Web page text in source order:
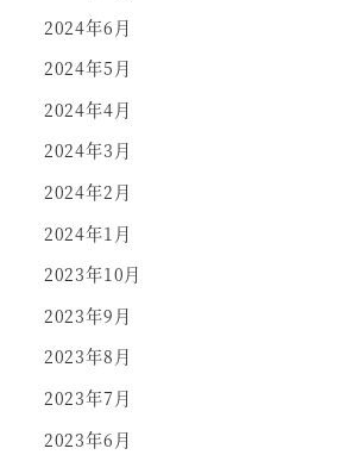
2024年6月
2024年5月
2024年4月
2024年3月
2024年2月
2024年1月
2023年10月
2023年9月
2023年8月
2023年7月
2023年6月